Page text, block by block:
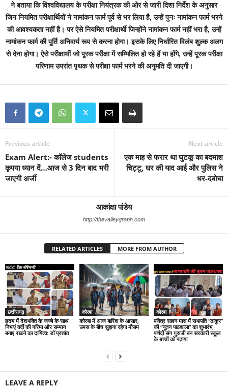
ने बताया कि विश्वविद्यालय के परीक्षा नियंत्रक की ओर से जारी दिशा निर्देश के अनुसार
जिन नियमित परीक्षार्थियों ने नामांकन फार्म पूर्व से भर लिया है, उन्हें पुनः नामांकन फार्म भरने
की आवश्यकता नहीं है। पर ऐसे नियमित परीक्षार्थी जिन्होंने नामांकन फार्म नहीं भरा है, उन्हें
नामांकन फार्म की पूर्ति अनिवार्य रूप से करना होगा। इसके लिए निर्धारित विलंब शुल्क अलग
से देना होगा। ऐसे परीक्षार्थी जो पूरक परीक्षा में सम्मिलित हो रहे हैं या होंगे, उन्हें पूरक परीक्षा
परिणाम उपरांत पृथक से परीक्षा फार्म भरने की अनुमति दी जाएगी।
Previous article
Exam Alert:- कॉलेज students
कृपया ध्यान दें…आज से 3 दिन बाद भरी
जाएगी अर्जी
Next article
एक माह से फरार था घुटकू का बदमाश
चिट्टू, घर की याद आई और पुलिस ने
धर-दबोचा
आकांक्षा पांडेय
http://thevalleygraph.com
RELATED ARTICLES MORE FROM AUTHOR
छत्तीसगढ़
हृदय में देशभक्ति के जज्बे के साथ
निभाएं वर्दी की गरिमा और सम्मान
बनाए रखने का दायित्व: डाॅ प्रशांत
कोरबा
कोरबा में आज बारिश के आसार,
उमस के बीच सुहाना रहेगा मौसम
कोरबा
पवित्र सावन मास में सभापति “ठाकुर”
की “नूतन पाठशाला” का शुभारंभ,
पार्षदों संग गुरुजी बन सरकारी स्कूल
के बच्चों को पढ़ाया
LEAVE A REPLY